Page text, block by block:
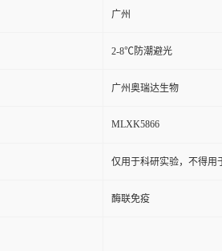
仅用于科研实验，不得用
酶联免疫
6个月
人，小鼠，大鼠，猪牛